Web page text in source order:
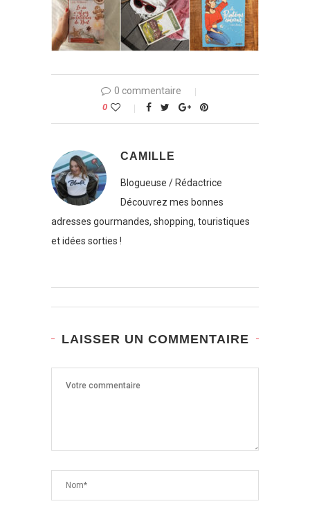
0 commentaire
0
CAMILLE
Blogueuse / Rédactrice
Découvrez mes bonnes
adresses gourmandes, shopping, touristiques
et idées sorties !
LAISSER UN COMMENTAIRE